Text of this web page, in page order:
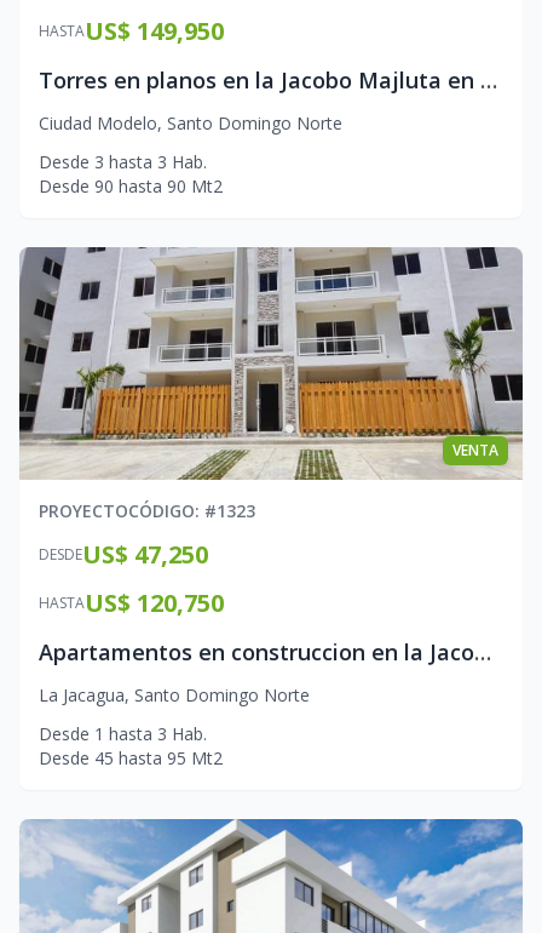
HASTAUS$ 149,950
Torres en planos en la Jacobo Majluta en ciudad modelo
Ciudad Modelo, Santo Domingo Norte
Desde 3 hasta 3 Hab.
Desde 90 hasta 90 Mt2
VENTA
PROYECTOCÓDIGO: #1323
DESDEUS$ 47,250
HASTAUS$ 120,750
Apartamentos en construccion en la Jacobo Majluta
La Jacagua, Santo Domingo Norte
Desde 1 hasta 3 Hab.
Desde 45 hasta 95 Mt2